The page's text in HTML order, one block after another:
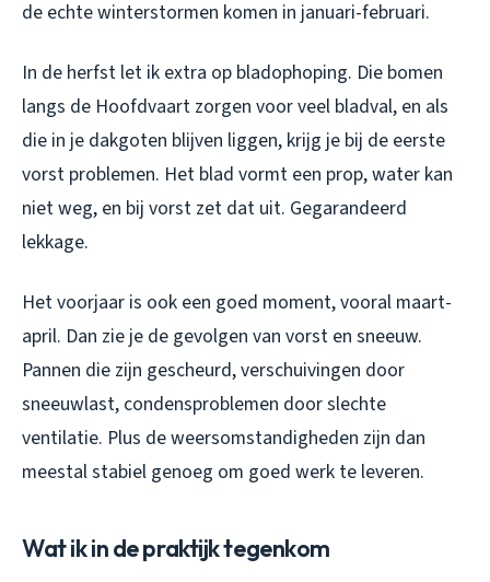
de echte winterstormen komen in januari-februari.
In de herfst let ik extra op bladophoping. Die bomen
langs de Hoofdvaart zorgen voor veel bladval, en als
die in je dakgoten blijven liggen, krijg je bij de eerste
vorst problemen. Het blad vormt een prop, water kan
niet weg, en bij vorst zet dat uit. Gegarandeerd
lekkage.
Het voorjaar is ook een goed moment, vooral maart-
april. Dan zie je de gevolgen van vorst en sneeuw.
Pannen die zijn gescheurd, verschuivingen door
sneeuwlast, condensproblemen door slechte
ventilatie. Plus de weersomstandigheden zijn dan
meestal stabiel genoeg om goed werk te leveren.
Wat ik in de praktijk tegenkom